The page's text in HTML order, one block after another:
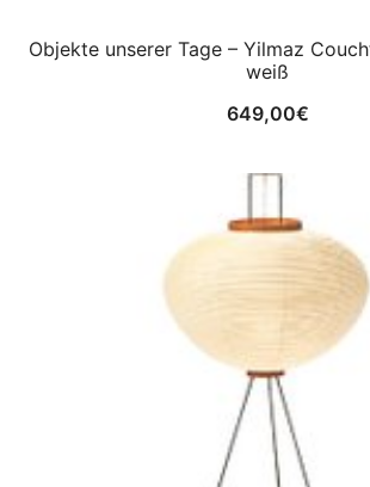
Objekte unserer Tage – Yilmaz
weiß
649,00€